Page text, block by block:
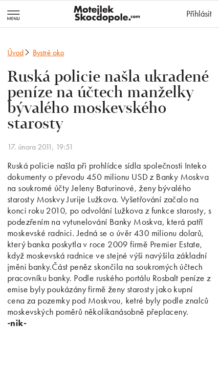
Přihlásit
Úvod Bystré oko
Ruská policie našla ukradené
peníze na účtech manželky
bývalého moskevského
starosty
17. února 2011, 19:51
Ruská policie našla při prohlídce sídla společnosti Inteko
dokumenty o převodu 450 milionu USD z Banky Moskva
na soukromé účty Jeleny Baturinové, ženy bývalého
starosty Moskvy Jurije Lužkova. Vyšetřování začalo na
konci roku 2010, po odvolání Lužkova z funkce starosty, s
podezřením na vytunelování Banky Moskva, která patří
moskevské radnici. Jedná se o úvěr 430 milionu dolarů,
který banka poskytla v roce 2009 firmě Premier Estate,
když moskevská radnice ve stejné výši navýšila základní
jměni banky.Část peněz skončila na soukromých účtech
pracovníku banky. Podle ruského portálu Rosbalt peníze z
emise byly poukázány firmě ženy starosty jako kupní
cena za pozemky pod Moskvou, ketré byly podle znalců
moskevských poměrů několikanásobně přeplaceny.
-nik-